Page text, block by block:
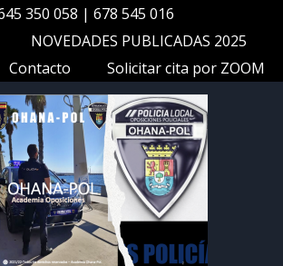
350 058 | 678 545 016
NOVEDADES PUBLICADAS 2025
Contacto
Solicitar cita por ZOOM